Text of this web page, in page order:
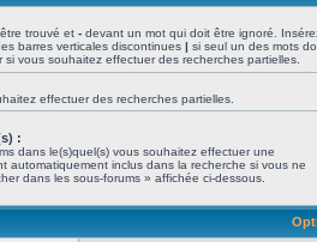
trouvé et - devant un mot qui doit être ignoré.
barres verticales discontinues | si seul un des mots
si vous souhaitez effectuer des recherches partielles.
effectuer des recherches partielles.
:
dans le(s)quel(s) vous souhaitez effectuer une
automatiquement inclus dans la recherche si vous ne
dans les sous-forums » affichée ci-dessous.